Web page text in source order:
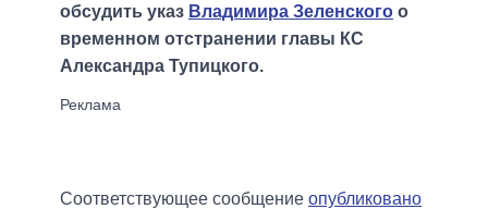
обсудить указ Владимира Зеленского о
временном отстранении главы КС
Александра Тупицкого.
Соответствующее сообщение опубликовано